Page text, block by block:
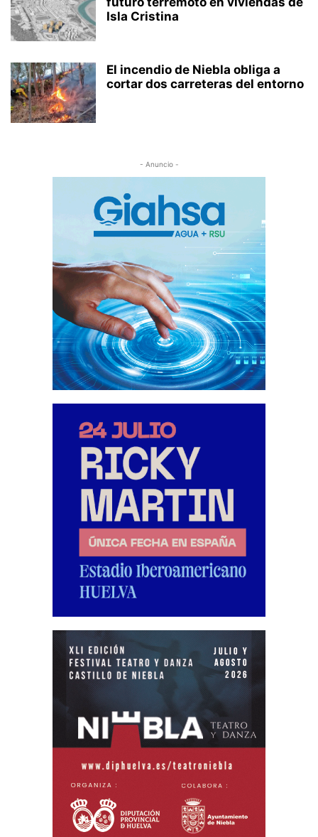
Isla Cristina
El incendio de Niebla obliga a
cortar dos carreteras del entorno
- Anuncio -